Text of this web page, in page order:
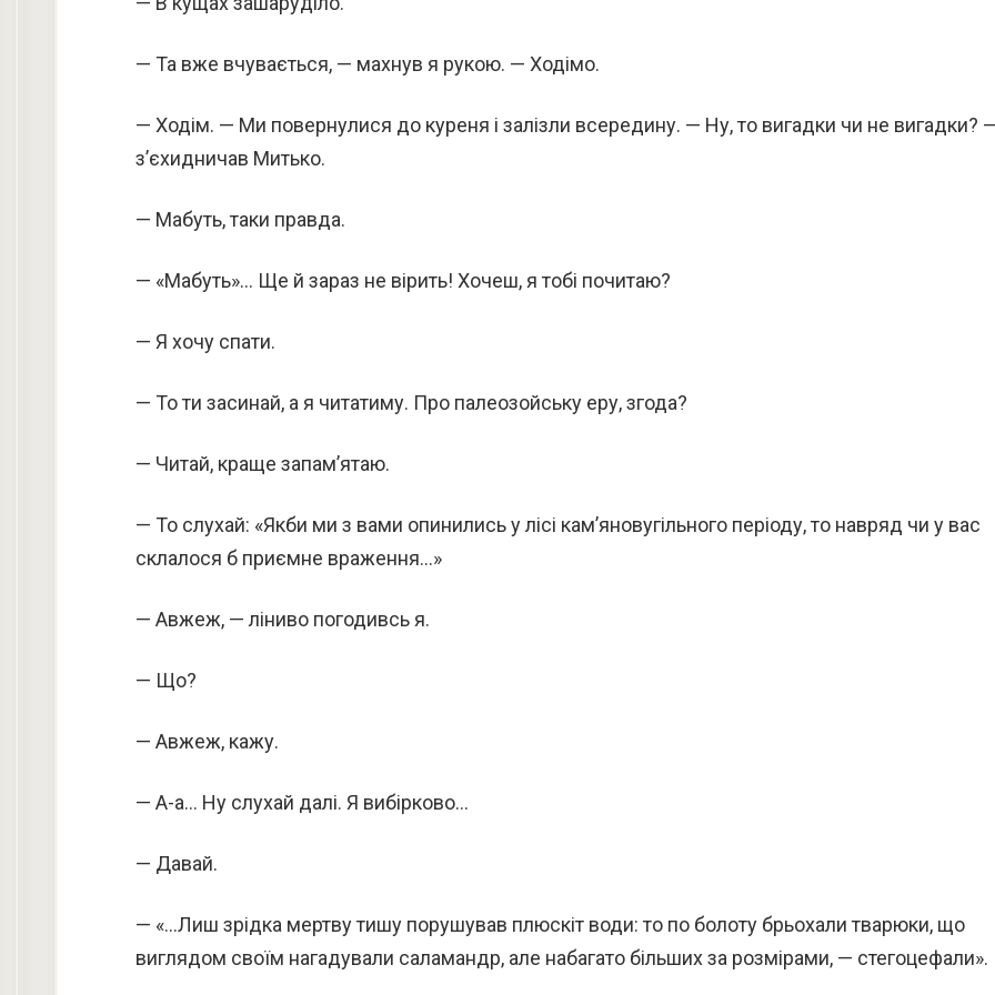
— Та вже вчувається, — махнув я рукою. — Ходімо.
— Ходім. — Ми повернулися до куреня і залізли всередину. — Ну, то вигадки чи не вигадки?
з’єхидничав Митько.
— Мабуть, таки правда.
— «Мабуть»… Ще й зараз не вірить! Хочеш, я тобі почитаю?
— Я хочу спати.
— То ти засинай, а я читатиму. Про палеозойську еру, згода?
— Читай, краще запам’ятаю.
— То слухай: «Якби ми з вами опинились у лісі кам’яновугільного періоду, то навряд чи у вас
склалося б приємне враження…»
— Авжеж, — ліниво погодивсь я.
— Що?
— Авжеж, кажу.
— А-а… Ну слухай далі. Я вибірково…
— Давай.
— «…Лиш зрідка мертву тишу порушував плюскіт води: то по болоту брьохали тварюки, що
виглядом своїм нагадували саламандр, але набагато більших за розмірами, — стегоцефали».